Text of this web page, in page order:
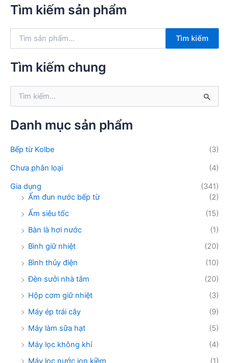
Tìm kiếm sản phẩm
k
:
Tìm kiếm
Tìm kiếm chung
k
i
m
Danh mục sản phẩm
Bếp từ Kolbe
(3)
Chưa phân loại
(4)
Gia dụng
(341)
Ấm đun nước bếp từ
(2)
Ấm siêu tốc
(15)
Bàn là hơi nước
(1)
Bình giữ nhiệt
(20)
Bình thủy điện
(10)
Đèn sưởi nhà tắm
(20)
Hộp cơm giữ nhiệt
(3)
Máy ép trái cây
(9)
Máy làm sữa hạt
(5)
Máy lọc không khí
(4)
Máy lọc nước ion kiềm
(1)